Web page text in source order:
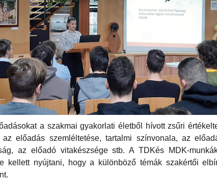
a szakmai gyakorlati életből hívott zsűri
előadás szemléltetése, tartalmi színvonala, az
az előadó vitakészsége stb. A TDKés MDK-
kellett nyújtani, hogy a különböző témák szakértői